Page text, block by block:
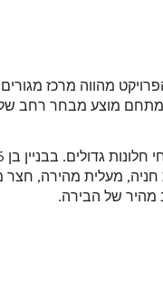
מהווה מרכז
מוצע מבחר רחב של
גדולים. בבניין בן 16 קומות
, מעלית מהירה, חצר